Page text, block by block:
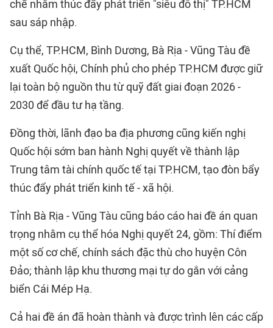
chế nhằm thúc đẩy phát triển "siêu đô thị" TP.HCM
sau sáp nhập.
Cụ thể, TP.HCM, Bình Dương, Bà Rịa - Vũng Tàu đề
xuất Quốc hội, Chính phủ cho phép TP.HCM được giữ
lại toàn bộ nguồn thu từ quỹ đất giai đoạn 2026 -
2030 để đầu tư hạ tầng.
Đồng thời, lãnh đạo ba địa phương cũng kiến nghị
Quốc hội sớm ban hành Nghị quyết về thành lập
Trung tâm tài chính quốc tế tại TP.HCM, tạo đòn bẩy
thúc đẩy phát triển kinh tế - xã hội.
Tỉnh Bà Rịa - Vũng Tàu cũng báo cáo hai đề án quan
trọng nhằm cụ thể hóa Nghị quyết 24, gồm: Thí điểm
một số cơ chế, chính sách đặc thù cho huyện Côn
Đảo; thành lập khu thương mại tự do gắn với cảng
biển Cái Mép Hạ.
Cả hai đề án đã hoàn thành và được trình lên các cấp